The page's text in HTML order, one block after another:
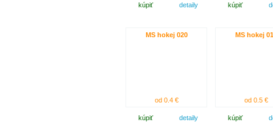
kúpiť detaily kúpiť
MS hokej 020
od 0.4 €
kúpiť detaily
MS hokej
od 0.5 €
kúpiť